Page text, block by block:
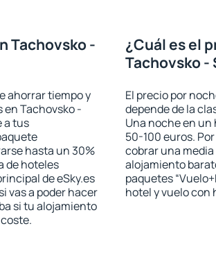
Tachovsko -
ahorrar tiempo y
en Tachovsko -
a tus
hasta un 30%
de hoteles
de eSky.es
vas a poder hacer
si tu alojamiento
¿Cuál es el
Tachovsko -
El precio por
depende de la
Una noche en
50-100 euros.
cobrar una
alojamiento
paquetes
hotel y vuelo con